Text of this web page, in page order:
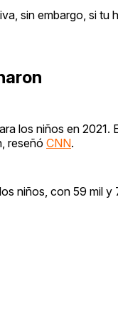
sin embargo, si tu
los niños en 2021.
reseñó CNN.
niños, con 59 mil